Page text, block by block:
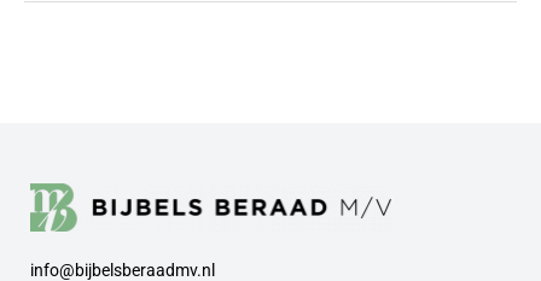
info@bijbelsberaadmv.nl